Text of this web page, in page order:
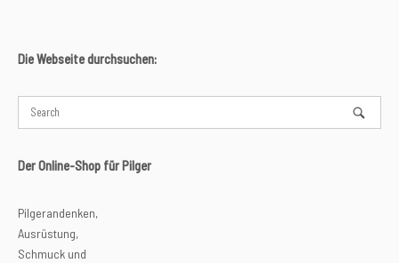
Die Webseite durchsuchen:
Der Online-Shop für Pilger
Pilgerandenken,
Ausrüstung,
Schmuck und